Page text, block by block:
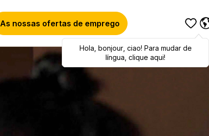
As nossas ofertas de emprego
Hola,bonjour,ciao! To switch
languages, click here!
Hola bonjour, ciao! Para mudar de
língua, clique aqui!